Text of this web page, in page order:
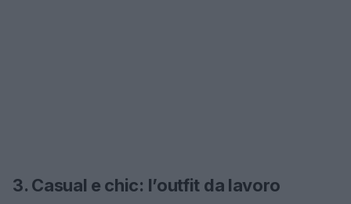
3. Casual e chic: l’outfit da lavoro